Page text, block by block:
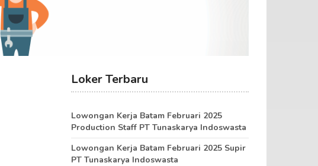
Loker Terbaru
Lowongan Kerja Batam Februari 2025
Production Staff PT Tunaskarya Indoswasta
Lowongan Kerja Batam Februari 2025 Supir
PT Tunaskarya Indoswasta